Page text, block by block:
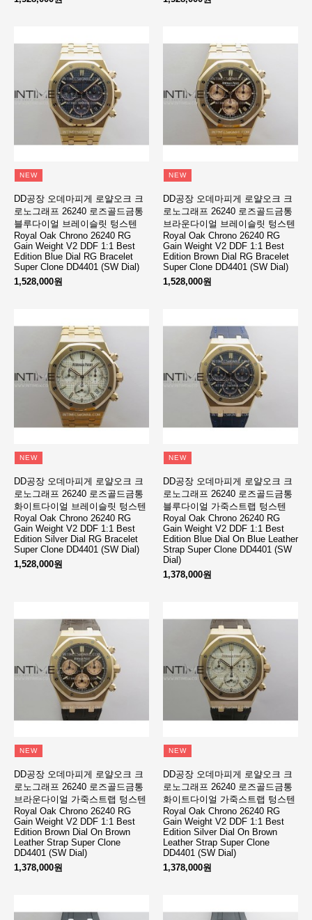
NEW
DD공장 오데마피게 로얄오크 크
로노그래프 26240 로즈골드금통
블루다이얼 브레이슬릿 텅스텐
Royal Oak Chrono 26240 RG
Gain Weight V2 DDF 1:1 Best
Edition Blue Dial RG Bracelet
Super Clone DD4401 (SW Dial)
1,528,000원
NEW
DD공장 오데마피게 로얄오크 크
로노그래프 26240 로즈골드금통
브라운다이얼 브레이슬릿 텅스텐
Royal Oak Chrono 26240 RG
Gain Weight V2 DDF 1:1 Best
Edition Brown Dial RG Bracelet
Super Clone DD4401 (SW Dial)
1,528,000원
NEW
DD공장 오데마피게 로얄오크 크
로노그래프 26240 로즈골드금통
화이트다이얼 브레이슬릿 텅스텐
Royal Oak Chrono 26240 RG
Gain Weight V2 DDF 1:1 Best
Edition Silver Dial RG Bracelet
Super Clone DD4401 (SW Dial)
1,528,000원
NEW
DD공장 오데마피게 로얄오크 크
로노그래프 26240 로즈골드금통
블루다이얼 가죽스트랩 텅스텐
Royal Oak Chrono 26240 RG
Gain Weight V2 DDF 1:1 Best
Edition Blue Dial On Blue Leather
Strap Super Clone DD4401 (SW
Dial)
1,378,000원
NEW
DD공장 오데마피게 로얄오크 크
로노그래프 26240 로즈골드금통
브라운다이얼 가죽스트랩 텅스텐
Royal Oak Chrono 26240 RG
Gain Weight V2 DDF 1:1 Best
Edition Brown Dial On Brown
Leather Strap Super Clone
DD4401 (SW Dial)
1,378,000원
NEW
DD공장 오데마피게 로얄오크 크
로노그래프 26240 로즈골드금통
화이트다이얼 가죽스트랩 텅스텐
Royal Oak Chrono 26240 RG
Gain Weight V2 DDF 1:1 Best
Edition Silver Dial On Brown
Leather Strap Super Clone
DD4401 (SW Dial)
1,378,000원